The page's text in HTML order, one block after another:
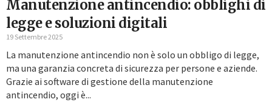
Manutenzione antincendio: obblighi di
legge e soluzioni digitali
19 Settembre 2025
La manutenzione antincendio non è solo un obbligo di legge,
ma una garanzia concreta di sicurezza per persone e aziende.
Grazie ai software di gestione della manutenzione
antincendio, oggi è...